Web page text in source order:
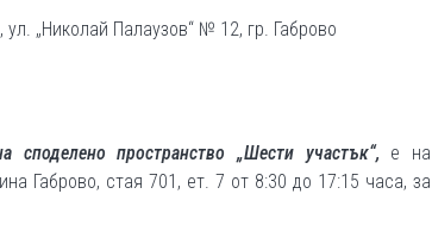
„Николай Палаузов“ № 12, гр. Габрово
споделено пространство „Шести участък“, е на
Габрово, стая 701, ет. 7 от 8:30 до 17:15 часа, за